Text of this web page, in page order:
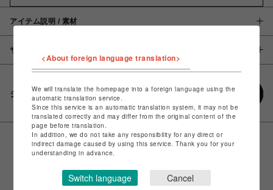
アイテム説明 / 素材
サイズ
シェアする
<About foreign language translation>
We will translate the homepage into a foreign language using the
automatic translation service.
Since this service is an automatic translation system, it may not be
translated correctly and may differ from the original content of the
page before translation.
In addition, we do not take any responsibility for any direct or
indirect damage caused by using this service. Thank you for your
understanding in advance.
Switch language Cancel